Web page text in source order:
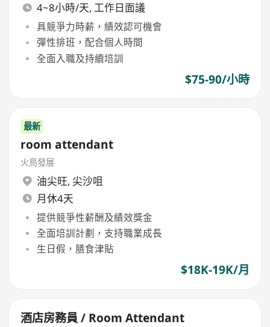
4~8小時/天, 工作日面議
具競爭力時薪，績效認可機會
彈性排班，配合個人時間
全面入職及持續培訓
$75-90/小時
最新
room attendant
火鳥發展
油尖旺, 尖沙咀
月休4天
提供競爭性薪酬及績效獎金
全面培訓計劃，支持職業成長
生日假，膳食津貼
$18K-19K/月
酒店房務員 / Room Attendant